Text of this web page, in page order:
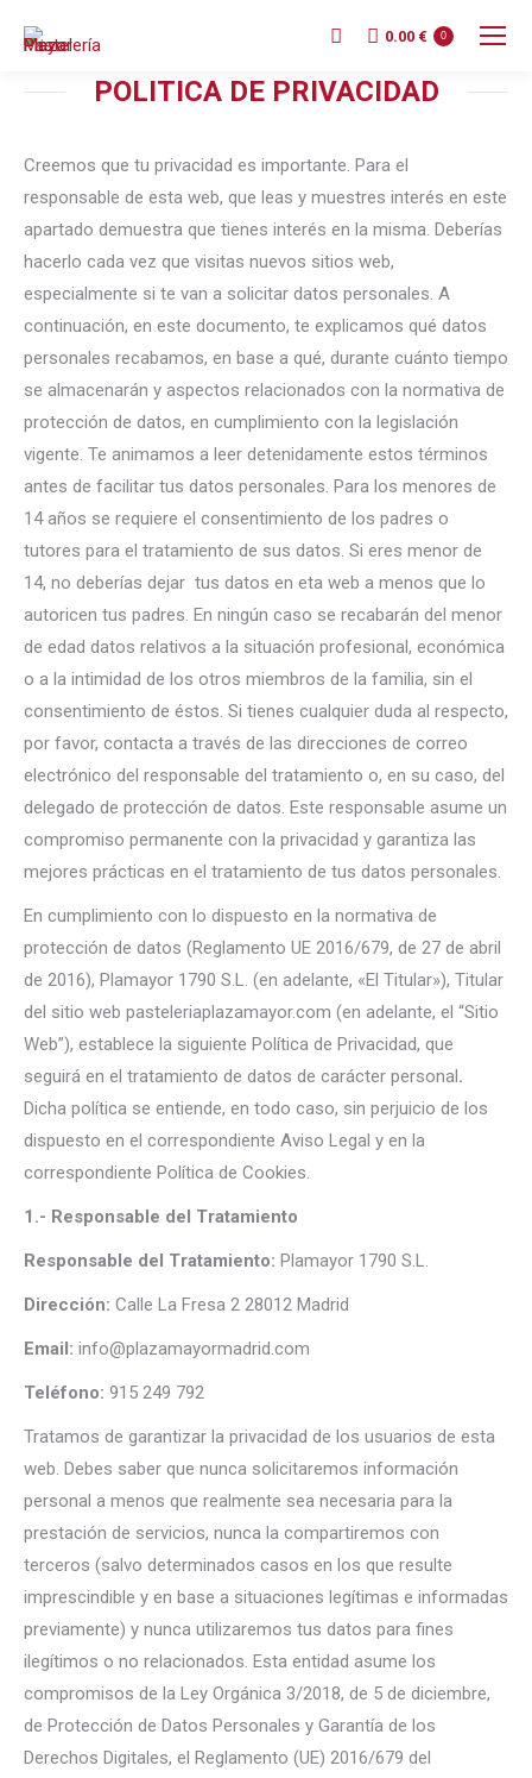
0.00 € 0
POLITICA DE PRIVACIDAD
Creemos que tu privacidad es importante. Para el
responsable de esta web, que leas y muestres interés en este
apartado demuestra que tienes interés en la misma. Deberías
hacerlo cada vez que visitas nuevos sitios web,
especialmente si te van a solicitar datos personales. A
continuación, en este documento, te explicamos qué datos
personales recabamos, en base a qué, durante cuánto tiempo
se almacenarán y aspectos relacionados con la normativa de
protección de datos, en cumplimiento con la legislación
vigente. Te animamos a leer detenidamente estos términos
antes de facilitar tus datos personales. Para los menores de
14 años se requiere el consentimiento de los padres o
tutores para el tratamiento de sus datos. Si eres menor de
14, no deberías dejar tus datos en eta web a menos que lo
autoricen tus padres. En ningún caso se recabarán del menor
de edad datos relativos a la situación profesional, económica
o a la intimidad de los otros miembros de la familia, sin el
consentimiento de éstos. Si tienes cualquier duda al respecto,
por favor, contacta a través de las direcciones de correo
electrónico del responsable del tratamiento o, en su caso, del
delegado de protección de datos. Este responsable asume un
compromiso permanente con la privacidad y garantiza las
mejores prácticas en el tratamiento de tus datos personales.
En cumplimiento con lo dispuesto en la normativa de
protección de datos (Reglamento UE 2016/679, de 27 de abril
de 2016), Plamayor 1790 S.L. (en adelante, «El Titular»), Titular
del sitio web pasteleriaplazamayor.com (en adelante, el “Sitio
Web”), establece la siguiente Política de Privacidad, que
seguirá en el tratamiento de datos de carácter personal.
Dicha política se entiende, en todo caso, sin perjuicio de los
dispuesto en el correspondiente Aviso Legal y en la
correspondiente Política de Cookies.
1.- Responsable del Tratamiento
Responsable del Tratamiento: Plamayor 1790 S.L.
Dirección: Calle La Fresa 2 28012 Madrid
Email: info@plazamayormadrid.com
Teléfono: 915 249 792
Tratamos de garantizar la privacidad de los usuarios de esta
web. Debes saber que nunca solicitaremos información
personal a menos que realmente sea necesaria para la
prestación de servicios, nunca la compartiremos con
terceros (salvo determinados casos en los que resulte
imprescindible y en base a situaciones legítimas e informadas
previamente) y nunca utilizaremos tus datos para fines
ilegítimos o no relacionados. Esta entidad asume los
compromisos de la Ley Orgánica 3/2018, de 5 de diciembre,
de Protección de Datos Personales y Garantía de los
Derechos Digitales, el Reglamento (UE) 2016/679 del